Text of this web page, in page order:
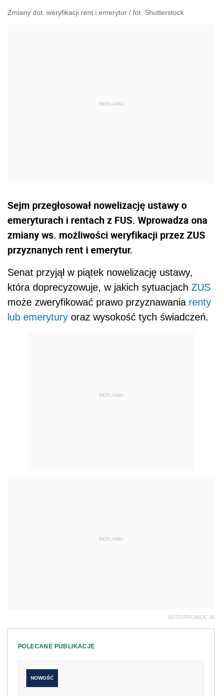
Zmiany dot. weryfikacji rent i emerytur / fot. Shutterstock
Sejm przegłosował nowelizację ustawy o
emeryturach i rentach z FUS. Wprowadza ona
zmiany ws. możliwości weryfikacji przez ZUS
przyznanych rent i emerytur.
Senat przyjął w piątek nowelizację ustawy,
która doprecyzowuje, w jakich sytuacjach ZUS
może zweryfikować prawo przyznawania renty
lub emerytury oraz wysokość tych świadczeń.
REKLAMA
REKLAMA
AUTOPROMOCJA
POLECANE PUBLIKACJE
NOWOŚĆ